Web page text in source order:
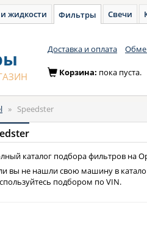
жидкости Фильтры Свечи
Доставка и оплата
Корзина: пока пуста.
» Speedster
каталог подбора фильтров на
вы не нашли свою машину в
подбором по VIN.